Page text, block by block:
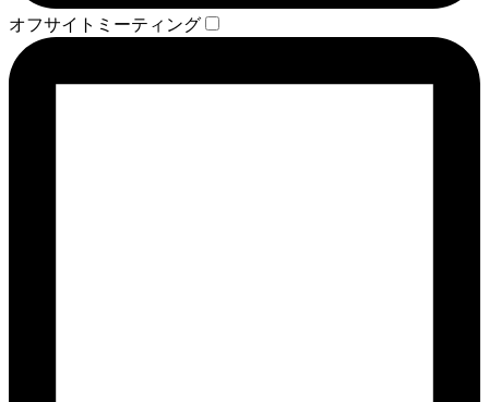
オフサイトミーティング